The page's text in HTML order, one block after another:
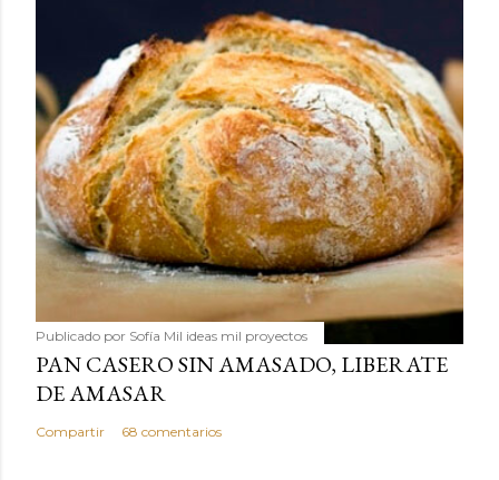
Publicado por Sofía Mil ideas mil proyectos
PAN CASERO SIN AMASADO, LIBERATE
DE AMASAR
Compartir 68 comentarios